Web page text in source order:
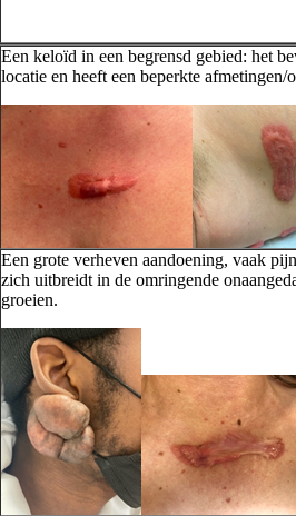
Een keloïd in een begrensd gebied: het
locatie en heeft een beperkte afmetingen/
Een grote verheven aandoening, vaak
zich uitbreidt in de omringende
groeien.